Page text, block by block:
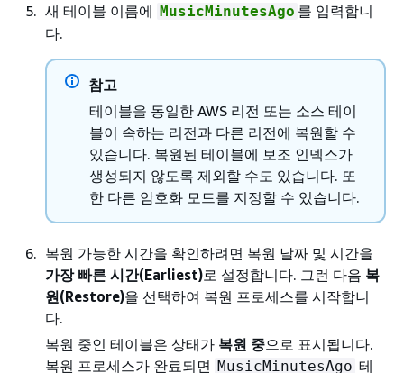
새 테이블 이름에 MusicMinutesAgo 를 입력합니
다.
참고
테이블을 동일한 AWS 리전 또는 소스 테이
블이 속하는 리전과 다른 리전에 복원할 수
있습니다. 복원된 테이블에 보조 인덱스가
생성되지 않도록 제외할 수도 있습니다. 또
한 다른 암호화 모드를 지정할 수 있습니다.
복원 가능한 시간을 확인하려면 복원 날짜 및 시간을
가장 빠른 시간(Earliest)로 설정합니다. 그런 다음 복
원(Restore)을 선택하여 복원 프로세스를 시작합니
다.
복원 중인 테이블은 상태가 복원 중으로 표시됩니다.
복원 프로세스가 완료되면 MusicMinutesAgo 테